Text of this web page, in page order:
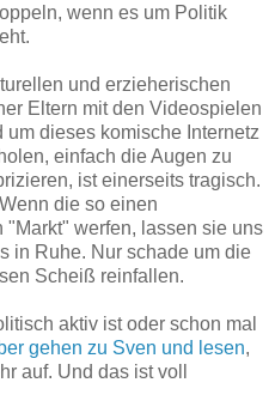
wenn es um Politik
und erzieherischen
Eltern mit den Videospielen
dieses komische Internetz
einfach die Augen zu
ist einerseits tragisch.
die so einen
"Markt" werfen, lassen sie uns
in Ruhe. Nur schade um die
Scheiß reinfallen.
aktiv ist oder schon mal
gehen zu Sven und lesen,
auf. Und das ist voll